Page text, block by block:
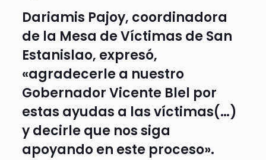
Dariamis Pajoy, coordinadora
de la Mesa de Víctimas de San
Estanislao, expresó,
«agradecerle a nuestro
Gobernador Vicente Blel por
estas ayudas a las víctimas(…)
y decirle que nos siga
apoyando en este proceso».